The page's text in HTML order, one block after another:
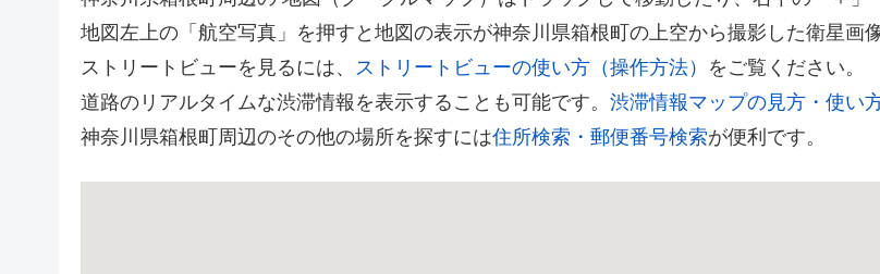
地図左上の「航空写真」を押すと地図の表示が神奈川県箱根町の上空から撮影した衛星画
ストリートビューを見るには、
ストリートビューの使い方（操作方法） をご覧ください。
道路のリアルタイムな渋滞情報を表示することも可能です。 渋滞情報マップの見方・使い
神奈川県箱根町周辺のその他の場所を探すには住所検索・郵便番号検索が便利です。